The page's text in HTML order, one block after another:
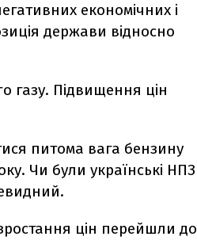
економічних і
держави відносно
газу. Підвищення цін
питома вага бензину
Чи були українські НПЗ
зростання цін перейшли до